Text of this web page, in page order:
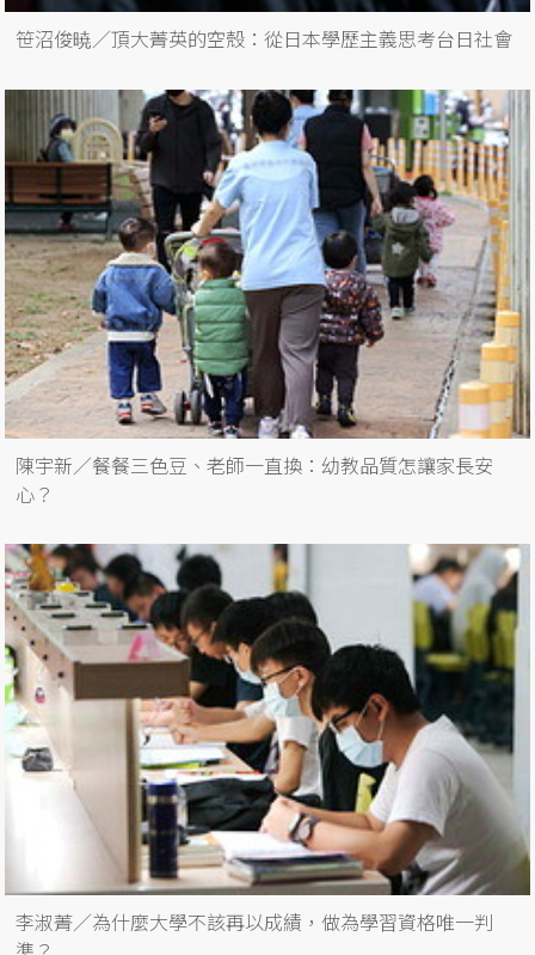
笹沼俊暁／頂大菁英的空殼：從日本學歷主義思考台日社會
陳宇新／餐餐三色豆、老師一直換：幼教品質怎讓家長安
心？
李淑菁／為什麼大學不該再以成績，做為學習資格唯一判